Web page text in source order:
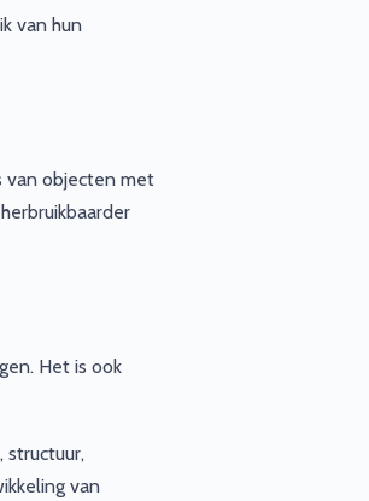
van hun
van objecten met
Het is ook
structuur,
van